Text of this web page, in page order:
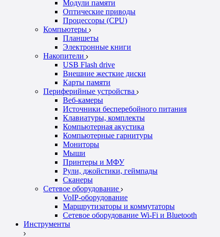
Модули памяти
Оптические приводы
Процессоры (CPU)
Компьютеры
Планшеты
Электронные книги
Накопители
USB Flash drive
Внешние жесткие диски
Карты памяти
Периферийные устройства
Веб-камеры
Источники бесперебойного питания
Клавиатуры, комплекты
Компьютерная акустика
Компьютерные гарнитуры
Мониторы
Мыши
Принтеры и МФУ
Рули, джойстики, геймпады
Сканеры
Сетевое оборудование
VoIP-оборудование
Маршрутизаторы и коммутаторы
Сетевое оборудование Wi-Fi и Bluetooth
Инструменты